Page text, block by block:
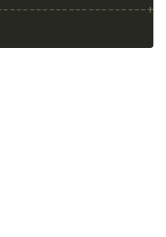
----------+----------+------------------------+